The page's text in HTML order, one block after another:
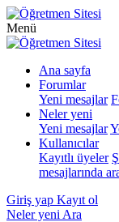
Menü
Ana sayfa
Forumlar
Yeni mesajlar
Neler yeni
Yeni mesajlar
Kullanıcılar
Kayıtlı üyeler
mesajlarında
Giriş yap Kayıt ol
Neler yeni Ara